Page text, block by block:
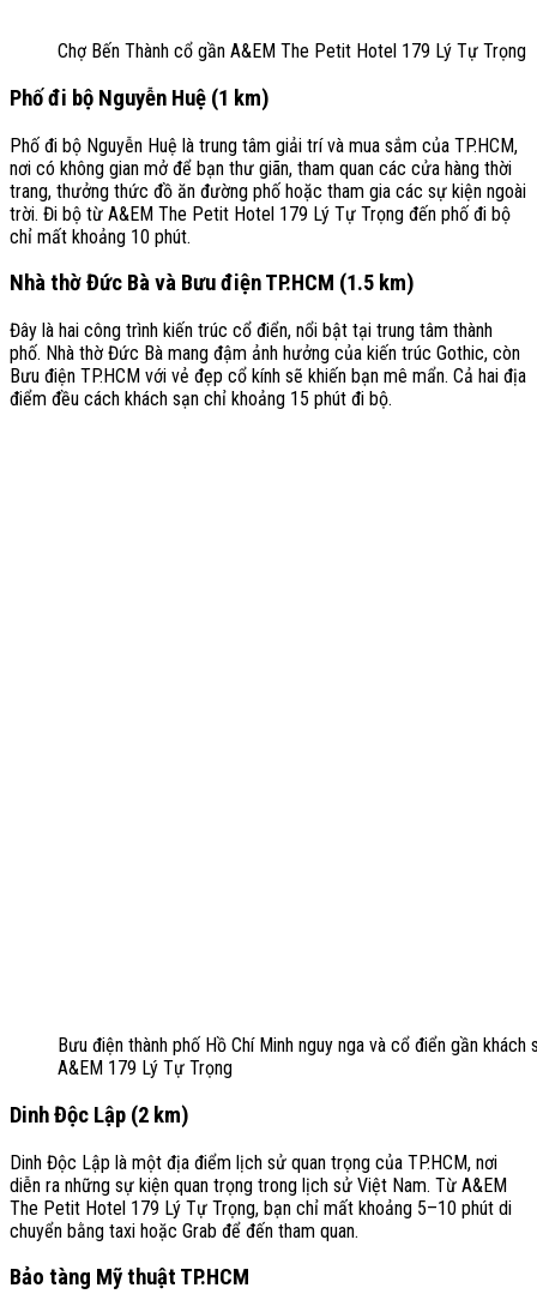
Chợ Bến Thành cổ gần A&EM The Petit Hotel 179 Lý Tự Trọng
Phố đi bộ Nguyễn Huệ (1 km)
Phố đi bộ Nguyễn Huệ là trung tâm giải trí và mua sắm của TP.HCM,
nơi có không gian mở để bạn thư giãn, tham quan các cửa hàng thời
trang, thưởng thức đồ ăn đường phố hoặc tham gia các sự kiện ngoài
trời. Đi bộ từ A&EM The Petit Hotel 179 Lý Tự Trọng đến phố đi bộ
chỉ mất khoảng 10 phút.
Nhà thờ Đức Bà và Bưu điện TP.HCM (1.5 km)
Đây là hai công trình kiến trúc cổ điển, nổi bật tại trung tâm thành
phố. Nhà thờ Đức Bà mang đậm ảnh hưởng của kiến trúc Gothic, còn
Bưu điện TP.HCM với vẻ đẹp cổ kính sẽ khiến bạn mê mẩn. Cả hai địa
điểm đều cách khách sạn chỉ khoảng 15 phút đi bộ.
Bưu điện thành phố Hồ Chí Minh nguy nga và cổ điển gần khách
A&EM 179 Lý Tự Trọng
Dinh Độc Lập (2 km)
Dinh Độc Lập là một địa điểm lịch sử quan trọng của TP.HCM, nơi
diễn ra những sự kiện quan trọng trong lịch sử Việt Nam. Từ A&EM
The Petit Hotel 179 Lý Tự Trọng, bạn chỉ mất khoảng 5–10 phút di
chuyển bằng taxi hoặc Grab để đến tham quan.
Bảo tàng Mỹ thuật TP.HCM